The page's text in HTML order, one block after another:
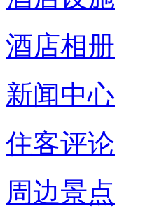
酒店相册
新闻中心
住客评论
周边景点